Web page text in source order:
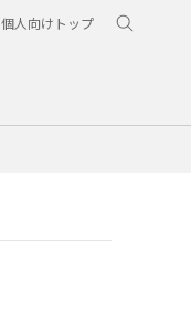
個人向けトップ